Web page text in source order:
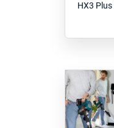
HX3